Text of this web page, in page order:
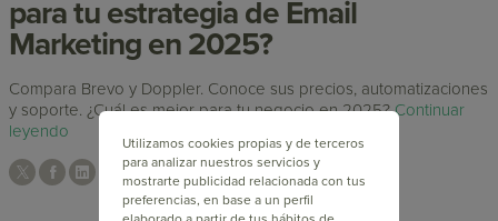
para tu estrategia de Email
Marketing en 2025?
Compara Brevo y Doppler. Conoce sus precios, automatizaciones
y soporte. ¿Cuál es mejor para tu negocio en 2025?Continuar
leyendo
Utilizamos cookies propias y de terceros
para analizar nuestros servicios y
mostrarte publicidad relacionada con tus
preferencias, en base a un perfil